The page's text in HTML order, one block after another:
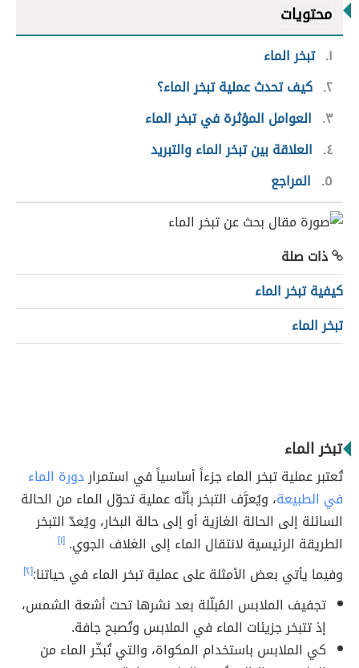
محتويات
١ تبخر الماء
٢ كيف تحدث عملية تبخر الماء؟
٣
العوامل المؤثرة في تبخر الماء
٤
العلاقة بين تبخر الماء والتبريد
٥
المراجع
ذات صلة
كيفية تبخر الماء
تبخر الماء
تبخر الماء
تُعتبر عملية تبخر الماء جزءاً أساسياً في استمراردورة الماء
في الطبيعة، ويُعرَّف التبخر بأنّه عملية تحوّل الماء من الحالة
السائلة إلى الحالة الغازية أو إلى حالة البخار، ويُعدّ التبخر
الطريقة الرئيسية لانتقال الماء إلى الغلاف الجوي. [١]
وفيما يأتي بعض الأمثلة على عملية تبخر الماء في حياتنا:[٢]
تجفيف الملابس المُبلّلة بعد نشرها تحت أشعة الشمس،
إذ تتبخر جزيئات الماء في الملابس وتُصبح جافة.
كي الملابس باستخدام المكواة، والتي تُبخّر الماء من